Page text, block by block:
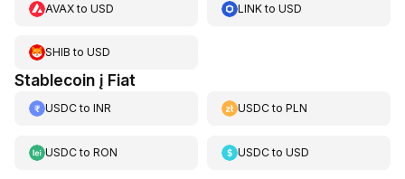
AVAXto USD LINKtoUSD
SHIB to USD
Stablecoin į Fiat
USDCto INR USDCtoPLN
USDCto RON USDCtoUSD